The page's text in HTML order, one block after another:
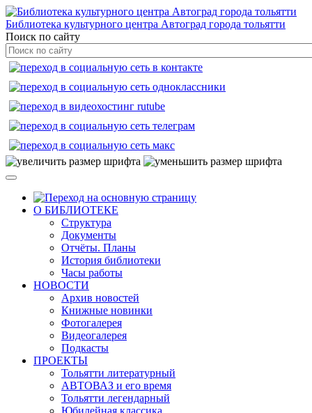
Библиотека культурного центра Автоград города тольятти
Поиск по сайту
О БИБЛИОТЕКЕ
Структура
Документы
Отчёты. Планы
История библиотеки
Часы работы
НОВОСТИ
Архив новостей
Книжные новинки
Фотогалерея
Видеогалерея
Подкасты
ПРОЕКТЫ
Тольятти литературный
АВТОВАЗ и его время
Тольятти легендарный
Юбилейная классика